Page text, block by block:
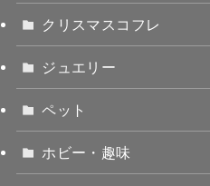
クリスマスコフレ
ジュエリー
ペット
ホビー・趣味